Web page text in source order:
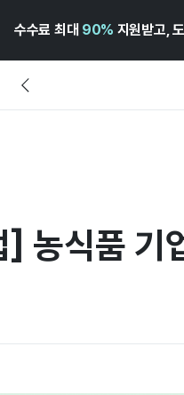
수수료 최대 90% 지원받고,
농식품